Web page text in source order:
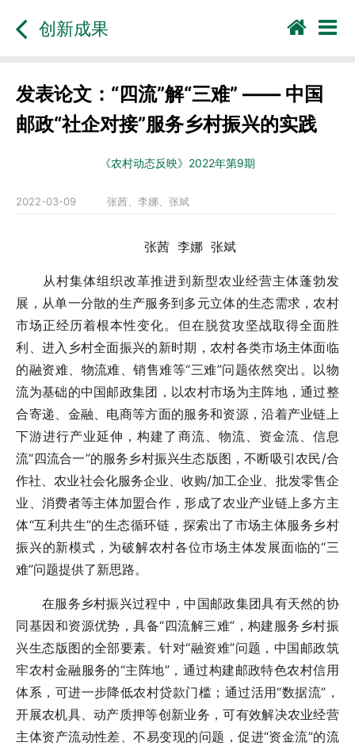
创新成果
发表论文：“四流”解“三难” —— 中国
邮政“社企对接”服务乡村振兴的实践
《农村动态反映》2022年第9期
2022-03-09 张茜、李娜、张斌
张茜 李娜 张斌
从村集体组织改革推进到新型农业经营主体蓬勃发
展，从单一分散的生产服务到多元立体的生态需求，农村
市场正经历着根本性变化。但在脱贫攻坚战取得全面胜
利、进入乡村全面振兴的新时期，农村各类市场主体面临
的融资难、物流难、销售难等“三难”问题依然突出。以物
流为基础的中国邮政集团，以农村市场为主阵地，通过整
合寄递、金融、电商等方面的服务和资源，沿着产业链上
下游进行产业延伸，构建了商流、物流、资金流、信息
流“四流合一”的服务乡村振兴生态版图，不断吸引农民/合
作社、农业社会化服务企业、收购/加工企业、批发零售企
业、消费者等主体加盟合作，形成了农业产业链上多方主
体“互利共生”的生态循环链，探索出了市场主体服务乡村
振兴的新模式，为破解农村各位市场主体发展面临的“三
难”问题提供了新思路。
在服务乡村振兴过程中，中国邮政集团具有天然的协
同基因和资源优势，具备“四流解三难”，构建服务乡村振
兴生态版图的全部要素。针对“融资难”问题，中国邮政筑
牢农村金融服务的“主阵地”，通过构建邮政特色农村信用
体系，可进一步降低农村贷款门槛；通过活用“数据流”，
开展农机具、动产质押等创新业务，可有效解决农业经营
主体资产流动性差、不易变现的问题，促进“资金流”的流